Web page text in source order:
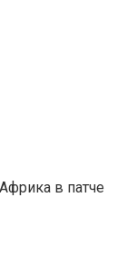
в патче